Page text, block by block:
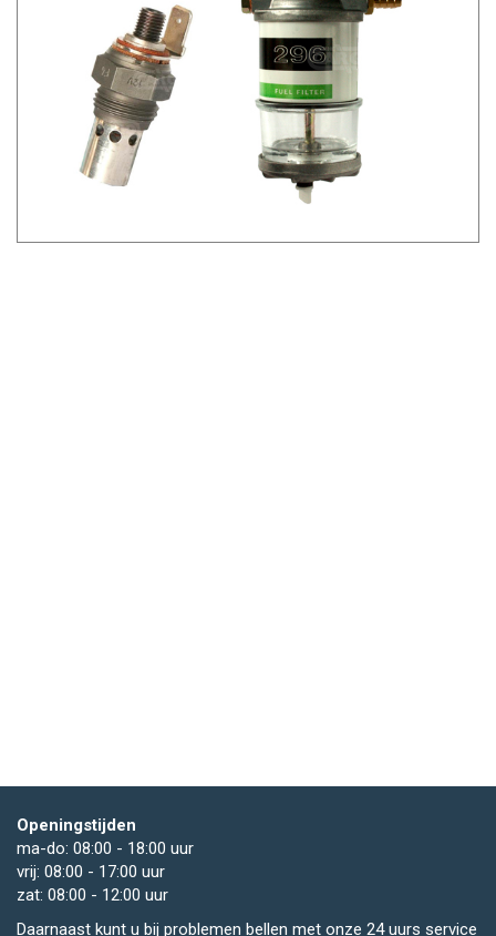
Openingstijden
ma-do: 08:00 - 18:00 uur
vrij: 08:00 - 17:00 uur
zat: 08:00 - 12:00 uur
Daarnaast kunt u bij problemen bellen met onze 24 uurs service